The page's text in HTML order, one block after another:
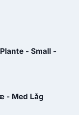
- Small -
- Med Låg